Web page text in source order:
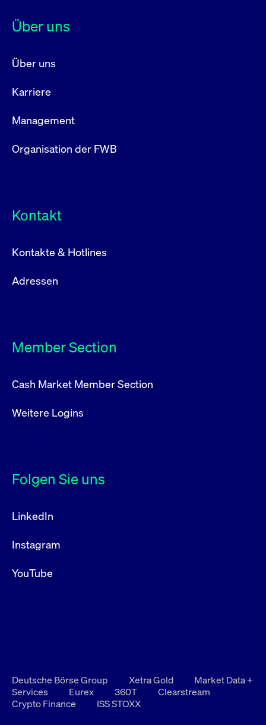
Über uns
Über uns
Karriere
Management
Organisation der FWB
Kontakt
Kontakte & Hotlines
Adressen
Member Section
Cash Market Member Section
Weitere Logins
Folgen Sie uns
LinkedIn
Instagram
YouTube
Deutsche Börse Group Xetra Gold
Market Data +
Services
Eurex 360T
Clearstream
Crypto Finance
ISS STOXX